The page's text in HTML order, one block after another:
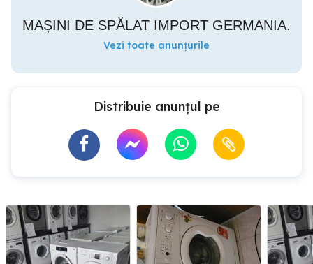
MAȘINI DE SPĂLAT IMPORT GERMANIA.
Vezi toate anunțurile
Distribuie anunțul pe